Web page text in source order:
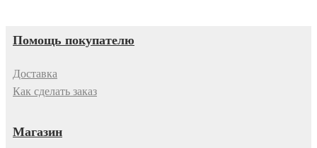
Помощь покупателю
Доставка
Как сделать заказ
Магазин